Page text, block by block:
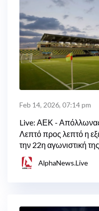
Feb 14, 2026, 07:14 pm
Live: ΑΕΚ -
Λεπτό προς λεπτό η
την 22η αγωνιστική
AlphaNews.Live